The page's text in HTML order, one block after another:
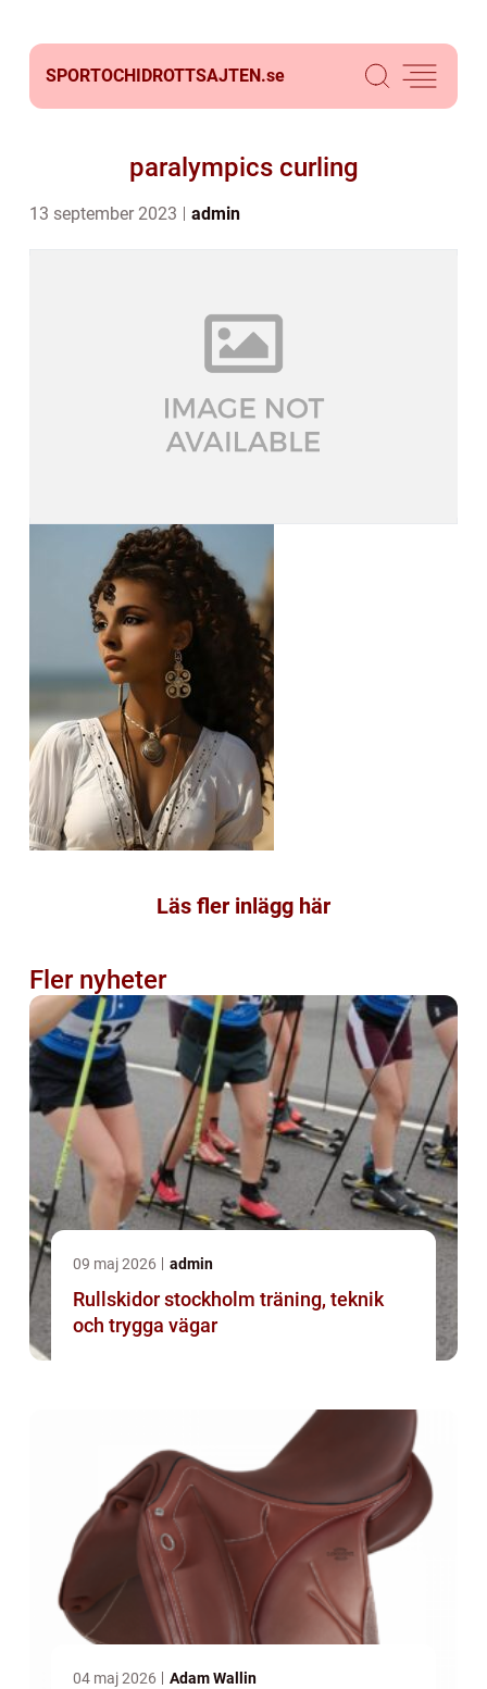
SPORTOCHIDROTTSAJTEN.se
paralympics curling
13 september 2023 admin
Läs fler inlägg här
Fler nyheter
09 maj 2026 admin
Rullskidor stockholm träning, teknik
och trygga vägar
04 maj 2026 Adam Wallin